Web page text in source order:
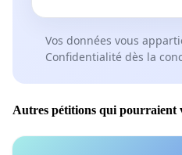
Vos données vous
Confidentialité dès la
Autres pétitions qui pourraient